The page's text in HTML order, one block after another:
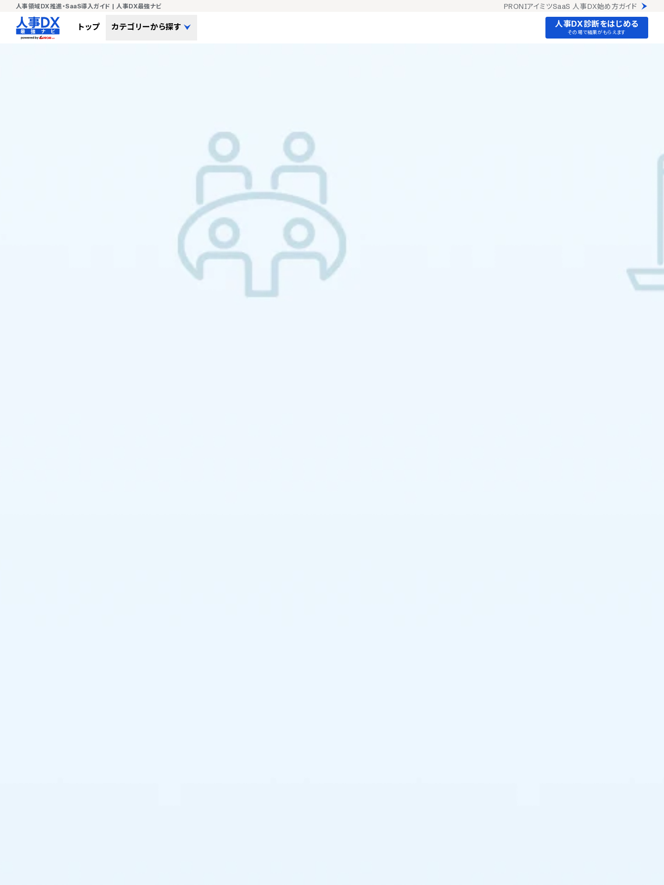
人事領域DX推進・SaaS導入ガイド | 人事DX最強ナビ PRONIアイミツSaaS 人事DX始め方ガイド
トップ カテゴリーから探す 人事DX診断をはじめる
その場で結果がもらえます